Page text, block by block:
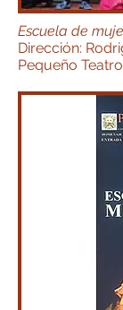
Escuela de
Dirección:
Pequeño